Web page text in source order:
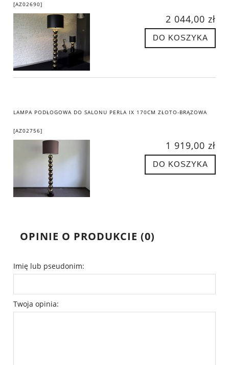
[AZ02690]
2 044,00 zł
DO KOSZYKA
LAMPA PODŁOGOWA DO SALONU PERLA IX 170CM ZŁOTO-BRĄZOWA
[AZ02756]
1 919,00 zł
DO KOSZYKA
OPINIE O PRODUKCIE (0)
Imię lub pseudonim:
Twoja opinia: